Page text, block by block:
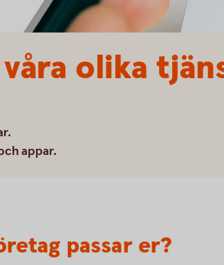
olika
appar.
passar er?